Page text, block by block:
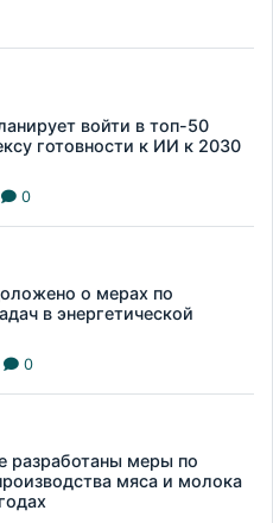
войти в топ-50
готовности к ИИ к 2030
0
о мерах по
в энергетической
0
разработаны меры по
мяса и молока